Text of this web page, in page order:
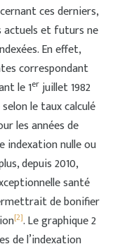
ces derniers,
et futurs ne
En effet,
correspondant
le 1erjuillet 1982
le taux calculé
les années de
indexation nulle ou
depuis 2010,
santé
de bonifier
[2]. Le graphique 2
de l’indexation